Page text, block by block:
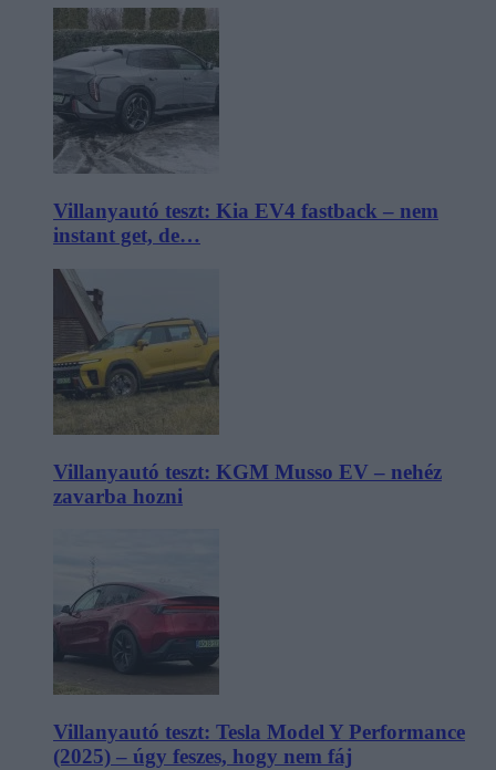
Villanyautó teszt: Kia EV4 fastback – nem
instant get, de…
Villanyautó teszt: KGM Musso EV – nehéz
zavarba hozni
Villanyautó teszt: Tesla Model Y Performance
(2025) – úgy feszes, hogy nem fáj